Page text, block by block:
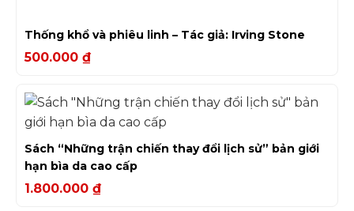
Thống khổ và phiêu linh – Tác giả: Irving Stone
500.000 ₫
Sách “Những trận chiến thay đổi lịch sử” bản giới
hạn bìa da cao cấp
1.800.000 ₫